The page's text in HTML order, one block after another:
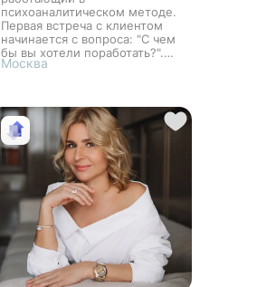
психоаналитическом методе.
Первая встреча с клиентом
начинается с вопроса: "С чем
бы вы хотели поработать?".
Моя цель - создать
говорить о своих
переживаниях...
Москва